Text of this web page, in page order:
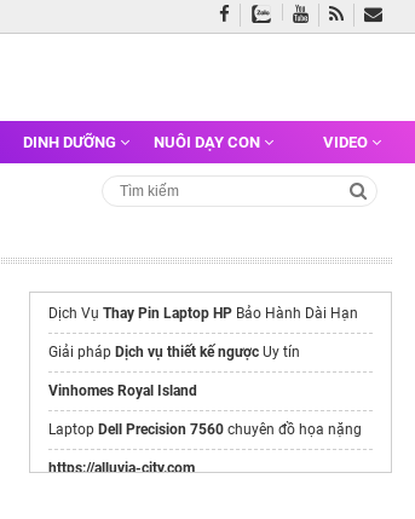
DINH DƯỠNG NUÔI DẠY CON VIDEO
Dịch Vụ Thay Pin Laptop HP Bảo Hành Dài Hạn
Giải pháp Dịch vụ thiết kế ngược Uy tín
Vinhomes Royal Island
Laptop Dell Precision 7560 chuyên đồ họa nặng
https://alluvia-city.com